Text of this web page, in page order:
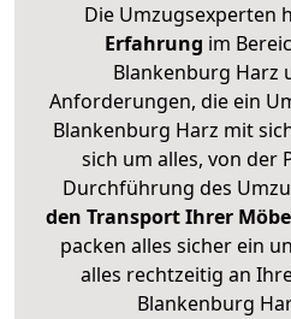
Die Umzugsexperten
Erfahrung im
Blankenburg Harz
Anforderungen, die ein
Blankenburg Harz mit
sich um alles, von der
Durchführung des
den Transport Ihrer
packen alles sicher ein
alles rechtzeitig an
Blankenburg